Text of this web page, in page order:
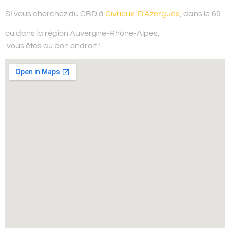
SI vous cherchez du CBD à Civrieux-D’Azergues , dans le 69
ou dans la région Auvergne-Rhône-Alpes,
vous êtes au bon endroit !